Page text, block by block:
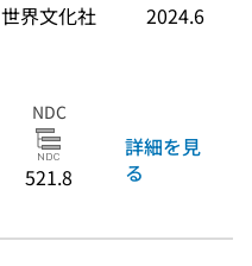
世界文化社 2024.6
NDC
521.8
詳細を見
る